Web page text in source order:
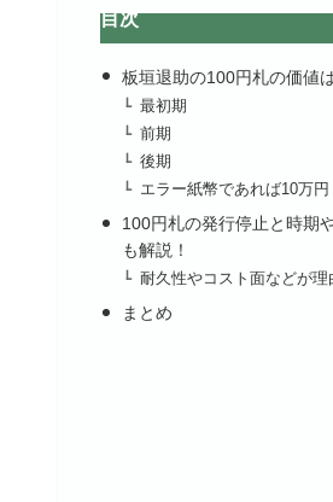
イ
目次
板垣退助の100円札の価値
最初期
前期
後期
エラー紙幣であれば10万円
100円札の発行停止と時期
も解説！
耐久性やコスト面などが理
まとめ